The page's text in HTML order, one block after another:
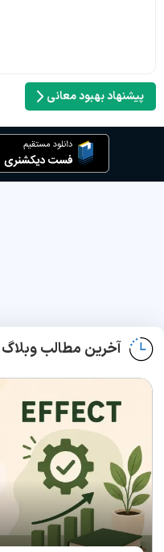
پیشنهاد بهبود معانی
آخرین مطالب وبلاگ